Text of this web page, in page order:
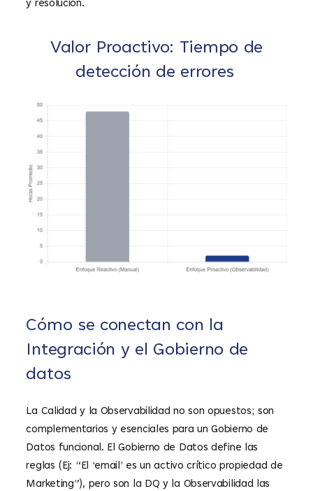
y resolución.
Valor Proactivo: Tiempo de
detección de errores
Cómo se conectan con la
Integración y el Gobierno de
datos
La Calidad y la Observabilidad no son opuestos; son
complementarios y esenciales para un Gobierno de
Datos funcional. El Gobierno de Datos define las
reglas (Ej: “El ‘email’ es un activo crítico propiedad de
Marketing”), pero son la DQ y la Observabilidad las